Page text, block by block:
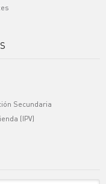
Secundaria
(IPV)